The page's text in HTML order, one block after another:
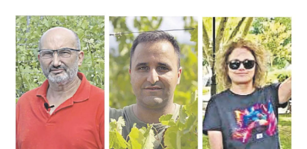
CONTROL DE POBOACIÓN
A Limia, “zona cero” para o censo das aves galegas